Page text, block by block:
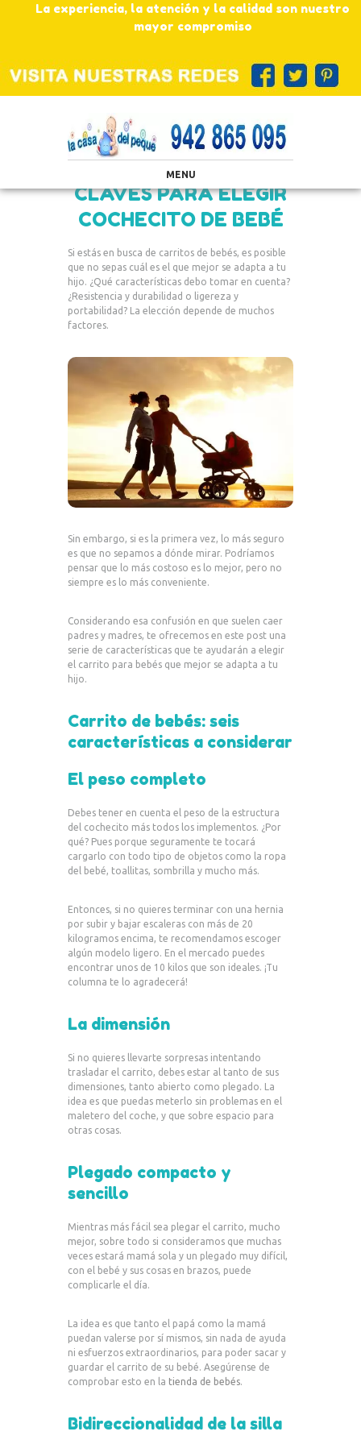
La experiencia, la atención y la calidad son nuestro
mayor compromiso
MENU
CLAVES PARA ELEGIR
COCHECITO DE BEBÉ
Si estás en busca de carritos de bebés, es posible
que no sepas cuál es el que mejor se adapta a tu
hijo. ¿Qué características debo tomar en cuenta?
¿Resistencia y durabilidad o ligereza y
portabilidad? La elección depende de muchos
factores.
Sin embargo, si es la primera vez, lo más seguro
es que no sepamos a dónde mirar. Podríamos
pensar que lo más costoso es lo mejor, pero no
siempre es lo más conveniente.
Considerando esa confusión en que suelen caer
padres y madres, te ofrecemos en este post una
serie de características que te ayudarán a elegir
el carrito para bebés que mejor se adapta a tu
hijo.
Carrito de bebés: seis
características a considerar
El peso completo
Debes tener en cuenta el peso de la estructura
del cochecito más todos los implementos. ¿Por
qué? Pues porque seguramente te tocará
cargarlo con todo tipo de objetos como la ropa
del bebé, toallitas, sombrilla y mucho más.
Entonces, si no quieres terminar con una hernia
por subir y bajar escaleras con más de 20
kilogramos encima, te recomendamos escoger
algún modelo ligero. En el mercado puedes
encontrar unos de 10 kilos que son ideales. ¡Tu
columna te lo agradecerá!
La dimensión
Si no quieres llevarte sorpresas intentando
trasladar el carrito, debes estar al tanto de sus
dimensiones, tanto abierto como plegado. La
idea es que puedas meterlo sin problemas en el
maletero del coche, y que sobre espacio para
otras cosas.
Plegado compacto y
sencillo
Mientras más fácil sea plegar el carrito, mucho
mejor, sobre todo si consideramos que muchas
veces estará mamá sola y un plegado muy difícil,
con el bebé y sus cosas en brazos, puede
complicarle el día.
La idea es que tanto el papá como la mamá
puedan valerse por sí mismos, sin nada de ayuda
ni esfuerzos extraordinarios, para poder sacar y
guardar el carrito de su bebé. Asegúrense de
comprobar esto en la tienda de bebés.
Bidireccionalidad de la silla